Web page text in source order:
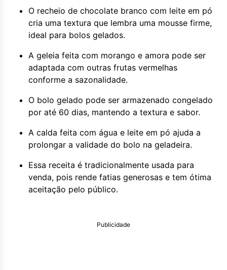
O recheio de chocolate branco com leite em pó
cria uma textura que lembra uma mousse firme,
ideal para bolos gelados.
A geleia feita com morango e amora pode ser
adaptada com outras frutas vermelhas
conforme a sazonalidade.
O bolo gelado pode ser armazenado congelado
por até 60 dias, mantendo a textura e sabor.
A calda feita com água e leite em pó ajuda a
prolongar a validade do bolo na geladeira.
Essa receita é tradicionalmente usada para
venda, pois rende fatias generosas e tem ótima
aceitação pelo público.
Publicidade